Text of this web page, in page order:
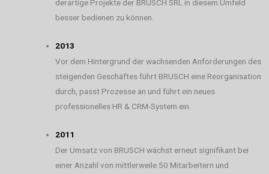
derartige Projekte der BRUSCH SRL in diesem Umfeld
besser bedienen zu können.
2013
Vor dem Hintergrund der wachsenden Anforderungen des
steigenden Geschäftes führt BRUSCH eine Reorganisation
durch, passt Prozesse an und führt ein neues
professionelles HR & CRM-System ein.
2011
Der Umsatz von BRUSCH wächst erneut signifikant bei
einer Anzahl von mittlerweile 50 Mitarbeitern und